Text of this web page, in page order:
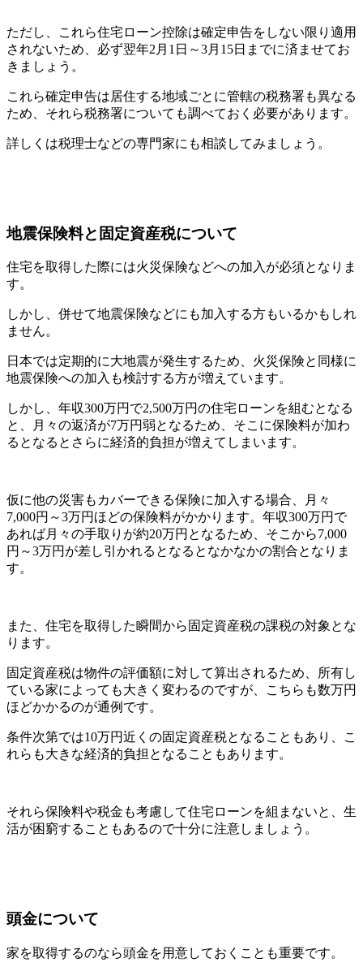
ただし、これら住宅ローン控除は確定申告をしない限り適用
されないため、必ず翌年2月1日～3月15日までに済ませてお
きましょう。
これら確定申告は居住する地域ごとに管轄の税務署も異なる
ため、それら税務署についても調べておく必要があります。
詳しくは税理士などの専門家にも相談してみましょう。
地震保険料と固定資産税について
住宅を取得した際には火災保険などへの加入が必須となりま
す。
しかし、併せて地震保険などにも加入する方もいるかもしれ
ません。
日本では定期的に大地震が発生するため、火災保険と同様に
地震保険への加入も検討する方が増えています。
しかし、年収300万円で2,500万円の住宅ローンを組むとなる
と、月々の返済が7万円弱となるため、そこに保険料が加わ
るとなるとさらに経済的負担が増えてしまいます。
仮に他の災害もカバーできる保険に加入する場合、月々
7,000円～3万円ほどの保険料がかかります。年収300万円で
あれば月々の手取りが約20万円となるため、そこから7,000
円～3万円が差し引かれるとなるとなかなかの割合となりま
す。
また、住宅を取得した瞬間から固定資産税の課税の対象とな
ります。
固定資産税は物件の評価額に対して算出されるため、所有し
ている家によっても大きく変わるのですが、こちらも数万円
ほどかかるのが通例です。
条件次第では10万円近くの固定資産税となることもあり、こ
れらも大きな経済的負担となることもあります。
それら保険料や税金も考慮して住宅ローンを組まないと、生
活が困窮することもあるので十分に注意しましょう。
頭金について
家を取得するのなら頭金を用意しておくことも重要です。